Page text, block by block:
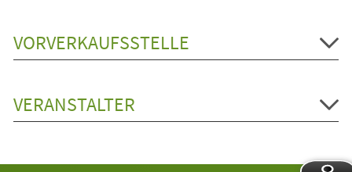
VORVERKAUFSSTELLE
VERANSTALTER